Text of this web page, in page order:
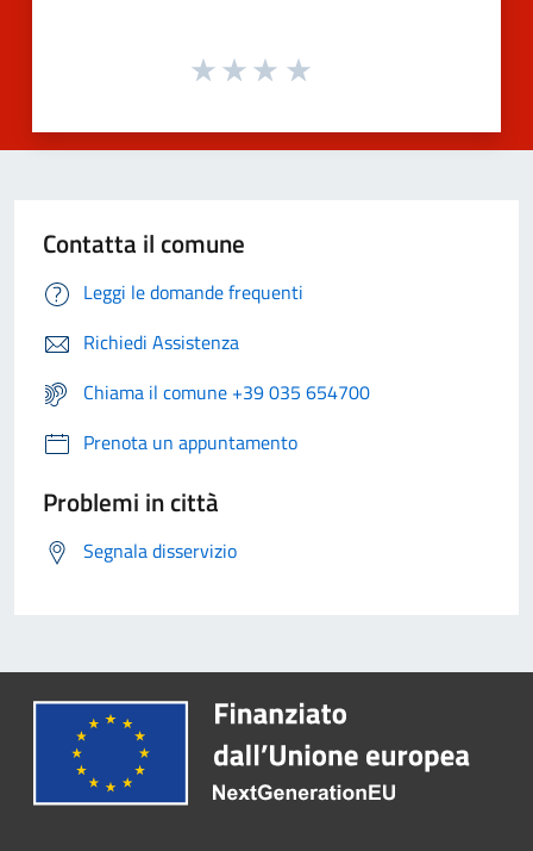
Contatta il comune
Leggi le domande frequenti
Richiedi Assistenza
Chiama il comune +39 035 654700
Prenota un appuntamento
Problemi in città
Segnala disservizio